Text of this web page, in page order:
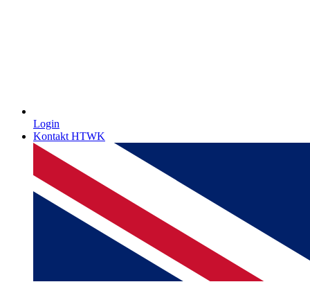
Login
Kontakt HTWK